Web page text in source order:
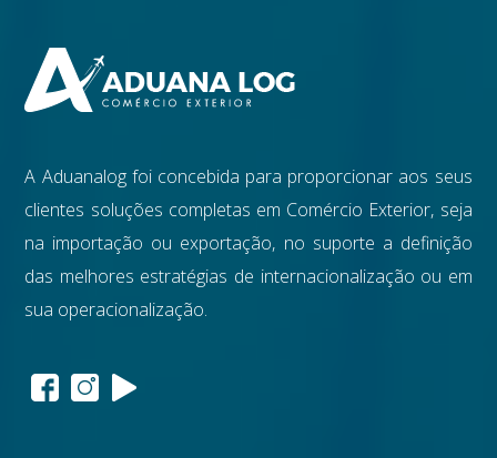
A Aduanalog foi concebida para proporcionar aos seus
clientes soluções completas em Comércio Exterior, seja
na importação ou exportação, no suporte a definição
das melhores estratégias de internacionalização ou em
sua operacionalização.